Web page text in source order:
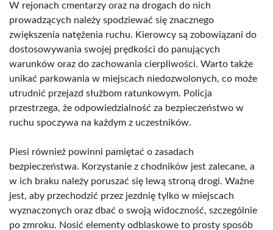
W rejonach cmentarzy oraz na drogach do nich
prowadzących należy spodziewać się znacznego
zwiększenia natężenia ruchu. Kierowcy są zobowiązani do
dostosowywania swojej prędkości do panujących
warunków oraz do zachowania cierpliwości. Warto także
unikać parkowania w miejscach niedozwolonych, co może
utrudnić przejazd służbom ratunkowym. Policja
przestrzega, że odpowiedzialność za bezpieczeństwo w
ruchu spoczywa na każdym z uczestników.
Piesi również powinni pamiętać o zasadach
bezpieczeństwa. Korzystanie z chodników jest zalecane, a
w ich braku należy poruszać się lewą stroną drogi. Ważne
jest, aby przechodzić przez jezdnię tylko w miejscach
wyznaczonych oraz dbać o swoją widoczność, szczególnie
po zmroku. Nosić elementy odblaskowe to prosty sposób